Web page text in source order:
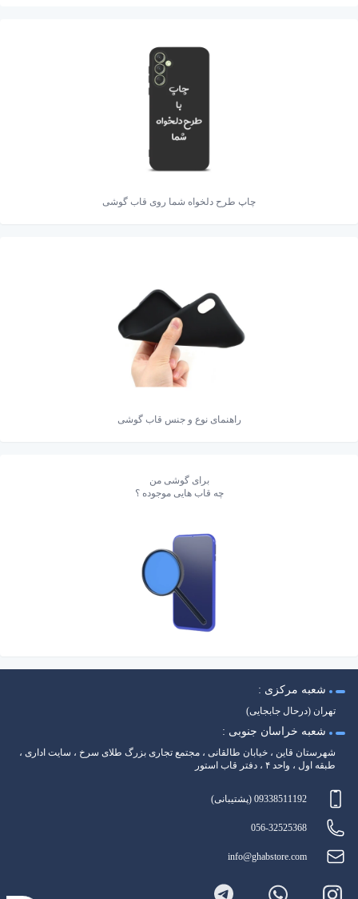
چاپ طرح دلخواه شما روی قاب گوشی
راهنمای نوع و جنس قاب گوشی
برای گوشی من
چه قاب هایی موجوده ؟
شعبه مرکزی :
تهران (درحال جابجایی)
شعبه خراسان جنوبی :
شهرستان قاین ، خیابان طالقانی ، مجتمع تجاری بزرگ طلای سرخ ، سایت اداری ،
طبقه اول ، واحد ۴ ، دفتر قاب استور
09338511192 (پشتیبانی)
056-32525368
info@ghabstore.com